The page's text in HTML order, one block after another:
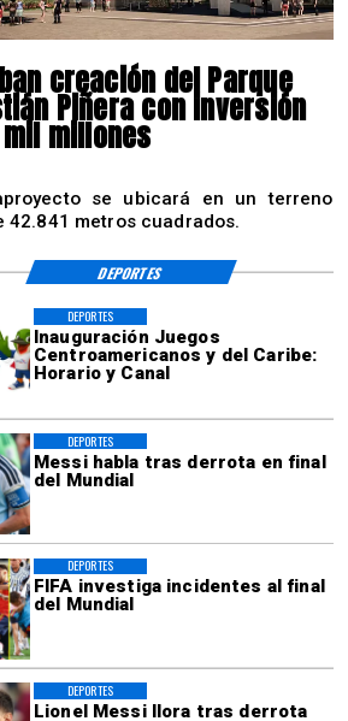
Inauguración Juegos
Centroamericanos y del Caribe:
Horario y Canal
DEPORTES
Messi habla tras derrota en final
del Mundial
DEPORTES
FIFA investiga incidentes al final
del Mundial
DEPORTES
Lionel Messi llora tras derrota
DEPORTES
creación del Parque
Piñera con inversión
millones
se ubicará en un terreno
42.841 metros cuadrados.
DEPORTES